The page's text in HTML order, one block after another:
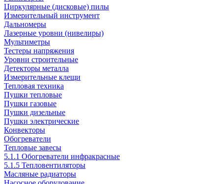
Циркулярные (дисковые) пилы
Измерительный инструмент
Дальномеры
Лазерные уровни (нивелиры)
Мультиметры
Тестеры напряжения
Уровни строительные
Детекторы металла
Измерительные клещи
Тепловая техника
Пушки тепловые
Пушки газовые
Пушки дизельные
Пушки электрические
Конвекторы
Обогреватели
Тепловые завесы
5.1.1 Обогреватели инфракрасные
5.1.5 Тепловентиляторы
Масляные радиаторы